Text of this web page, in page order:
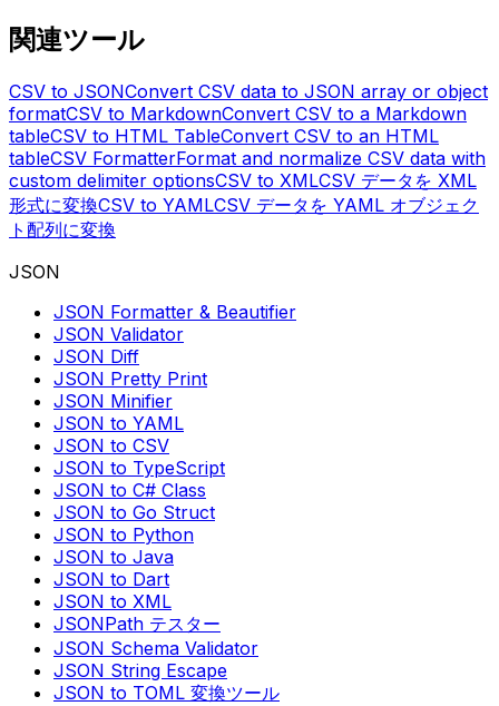
関連ツール
CSV to JSONConvert CSV data to JSON array or object
formatCSV to MarkdownConvert CSV to a Markdown
tableCSV to HTML TableConvert CSV to an HTML
tableCSV FormatterFormat and normalize CSV data with
custom delimiter optionsCSV to XMLCSV データを XML
形式に変換CSV to YAMLCSV データを YAML オブジェク
ト配列に変換
JSON
JSON Formatter & Beautifier
JSON Validator
JSON Diff
JSON Pretty Print
JSON Minifier
JSON to YAML
JSON to CSV
JSON to TypeScript
JSON to C# Class
JSON to Go Struct
JSON to Python
JSON to Java
JSON to Dart
JSON to XML
JSONPath テスター
JSON Schema Validator
JSON String Escape
JSON to TOML 変換ツール